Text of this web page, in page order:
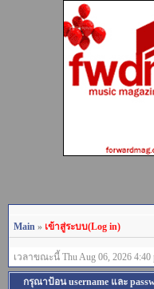
Main » เข้าสู่ระบบ(Log in)
เวลาขณะนี้ Thu Aug 06, 2026 4:40
กรุณาป้อน username และ